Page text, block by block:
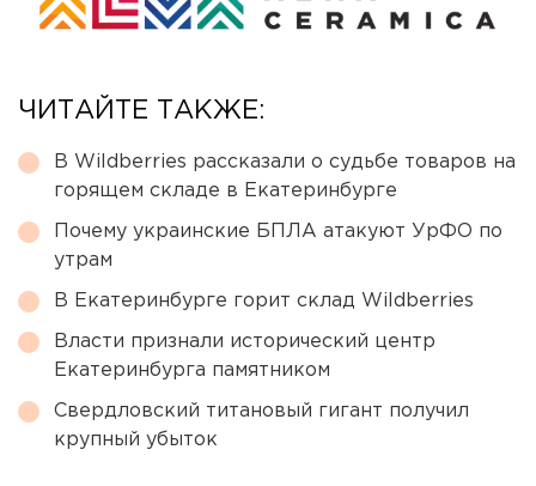
ЧИТАЙТЕ ТАКЖЕ:
В Wildberries рассказали о судьбе товаров на
горящем складе в Екатеринбурге
Почему украинские БПЛА атакуют УрФО по
утрам
В Екатеринбурге горит склад Wildberries
Власти признали исторический центр
Екатеринбурга памятником
Свердловский титановый гигант получил
крупный убыток